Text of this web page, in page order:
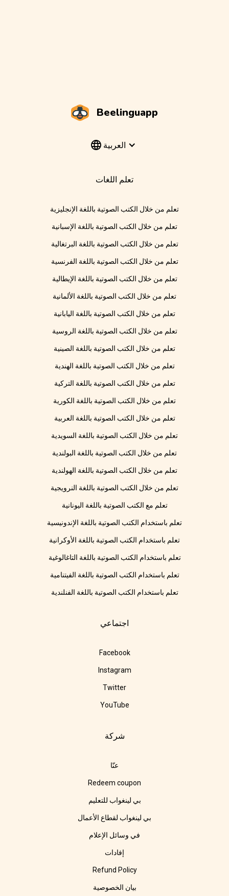
Beelinguapp
العربية
تعلم اللغات
تعلم من خلال الكتب الصوتية باللغة الإنجليزية
تعلم من خلال الكتب الصوتية باللغة الإسبانية
تعلم من خلال الكتب الصوتية باللغة البرتغالية
تعلم من خلال الكتب الصوتية باللغة الفرنسية
تعلم من خلال الكتب الصوتية باللغة الإيطالية
تعلم من خلال الكتب الصوتية باللغة الألمانية
تعلم من خلال الكتب الصوتية باللغة اليابانية
تعلم من خلال الكتب الصوتية باللغة الروسية
تعلم من خلال الكتب الصوتية باللغة الصينية
تعلم من خلال الكتب الصوتية باللغة الهندية
تعلم من خلال الكتب الصوتية باللغة التركية
تعلم من خلال الكتب الصوتية باللغة الكورية
تعلم من خلال الكتب الصوتية باللغة العربية
تعلم من خلال الكتب الصوتية باللغة السويدية
تعلم من خلال الكتب الصوتية باللغة البولندية
تعلم من خلال الكتب الصوتية باللغة الهولندية
تعلم من خلال الكتب الصوتية باللغة النرويجية
تعلم مع الكتب الصوتية باللغة اليونانية
تعلم باستخدام الكتب الصوتية باللغة الإندونيسية
تعلم باستخدام الكتب الصوتية باللغة الأوكرانية
تعلم باستخدام الكتب الصوتية باللغة التاغالوغية
تعلم باستخدام الكتب الصوتية باللغة الفيتنامية
تعلم باستخدام الكتب الصوتية باللغة الفنلندية
اجتماعي
Facebook
Instagram
Twitter
YouTube
شركة
عنّا
Redeem coupon
بي لينغواب للتعليم
بي لينغواب لقطاع الأعمال
في وسائل الإعلام
إفادات
Refund Policy
بيان الخصوصية